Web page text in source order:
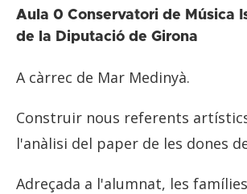
Aula 0 Conservatori de Música
de la Diputació de Girona
A càrrec de Mar Medinyà.
Construir nous referents
l'anàlisi del paper de les dones
Adreçada a l'alumnat, les